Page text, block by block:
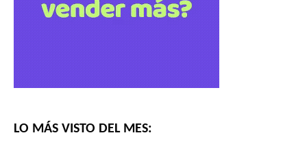
LO MÁS VISTO DEL MES: